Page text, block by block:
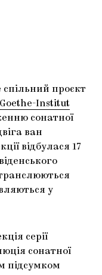
спільний проєкт
Goethe-Institut
сонатної
ван
відбулася 17
у
серії
сонатної
підсумком